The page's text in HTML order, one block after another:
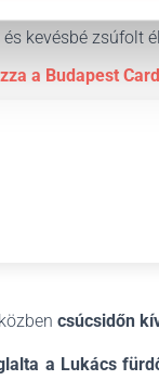
kevésbé zsúfolt
a Budapest
csúcsidőn
a Lukács